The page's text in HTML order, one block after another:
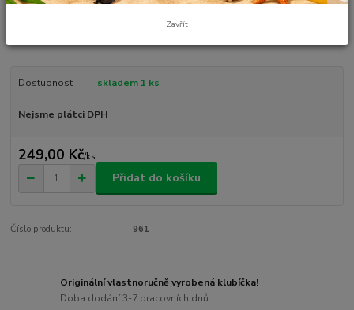
dlouhé až dlouhé s jemnými záchvěvy barev do sebe. Krásné barvy
nejlépe vyniknou na hladké jednoduché pletenině nebo na
Dostupnost skladem 1 ks
Nejsme plátci DPH
249,00 Kč/ks
Přidat do košíku
Číslo produktu: 961
Originální vlastnoručně vyrobená klubíčka!
Doba dodání 3-7 pracovních dnů.
Zavřít